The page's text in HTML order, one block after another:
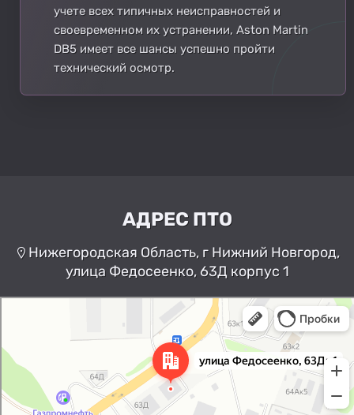
учете всех типичных неисправностей и
своевременном их устранении, Aston Martin
DB5 имеет все шансы успешно пройти
технический осмотр.
АДРЕС ПТО
Нижегородская Область, г Нижний Новгород,
улица Федосеенко, 63Д корпус 1
Нижний Новгород
Улица Федосеенко, 63Дк1 —
Яндекс Карты